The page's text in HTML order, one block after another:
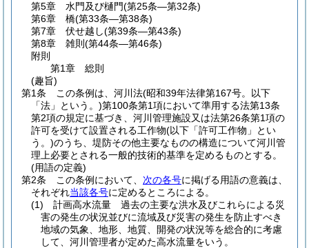
第5章
水門及び樋門(第25条―第32条)
第6章
橋(第33条―第38条)
第7章
伏せ越し(第39条―第43条)
第8章
雑則 (第44条―第46条)
附則
第1章
総則
(趣旨)
第1条
この条例は、河川法(昭和39年法律第167号。以下
「法」という。)第100条第1項において準用する法第13条
第2項の規定に基づき、河川管理施設又は法第26条第1項の
許可を受けて設置される工作物(以下「許可工作物」とい
う。)のうち、堤防その他主要なものの構造について河川管
理上必要とされる一般的技術的基準を定めるものとする。
(用語の定義)
第2条
この条例において、 次の各号に掲げる用語の意義は、
それぞれ当該各号に定めるところによる。
(1)
計画高水流量 過去の主要な洪水及びこれらによる災
害の発生の状況並びに流域及び災害の発生を防止すべき
地域の気象、地形、地質、開発の状況等を総合的に考慮
して、河川管理者が定めた高水流量をいう。